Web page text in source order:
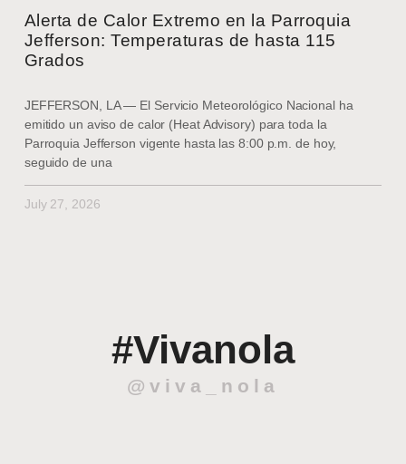
Alerta de Calor Extremo en la Parroquia
Jefferson: Temperaturas de hasta 115
Grados
JEFFERSON, LA — El Servicio Meteorológico Nacional ha
emitido un aviso de calor (Heat Advisory) para toda la
Parroquia Jefferson vigente hasta las 8:00 p.m. de hoy,
seguido de una
July 27, 2026
#Vivanola
@viva_nola